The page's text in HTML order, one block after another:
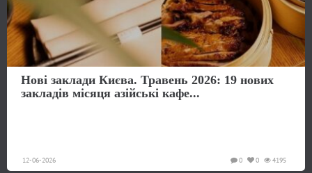
Нові заклади Києва. Травень 2026: 19 нових
закладів місяця азійські кафе...
12-06-2026 4195
0
0